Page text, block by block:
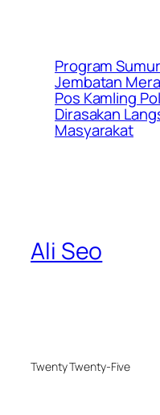
Program
Jembatan
Pos Kamling
Dirasakan
Masyarakat
Ali Seo
Twenty Twenty-Five